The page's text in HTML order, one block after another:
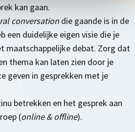
kan gaan.
conversation die gaande is in de
een duidelijke eigen visie die je
maatschappelijke debat. Zorg dat
thema kan laten zien door je
geven in gesprekken met je
betrekken en het gesprek aan
(online & offline).